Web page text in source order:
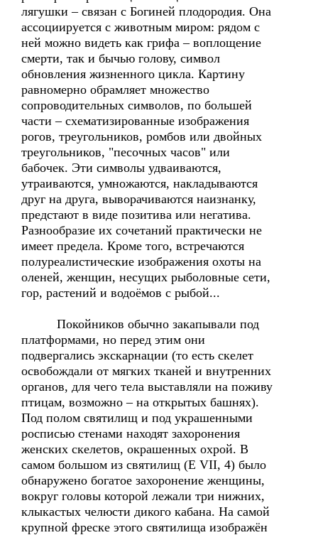
лягушки – связан с Богиней плодородия. Она
ассоциируется с животным миром: рядом с
ней можно видеть как грифа – воплощение
смерти, так и бычью голову, символ
обновления жизненного цикла. Картину
равномерно обрамляет множество
сопроводительных символов, по большей
части – схематизированные изображения
рогов, треугольников, ромбов или двойных
треугольников, "песочных часов" или
бабочек. Эти символы удваиваются,
утраиваются, умножаются, накладываются
друг на друга, выворачиваются наизнанку,
предстают в виде позитива или негатива.
Разнообразие их сочетаний практически не
имеет предела. Кроме того, встречаются
полуреалистические изображения охоты на
оленей, женщин, несущих рыболовные сети,
гор, растений и водоёмов с рыбой...
Покойников обычно закапывали под
платформами, но перед этим они
подвергались экскарнации (то есть скелет
освобождали от мягких тканей и внутренних
органов, для чего тела выставляли на поживу
птицам, возможно – на открытых башнях).
Под полом святилищ и под украшенными
росписью стенами находят захоронения
женских скелетов, окрашенных охрой. В
самом большом из святилищ (Е VII, 4) было
обнаружено богатое захоронение женщины,
вокруг головы которой лежали три нижних,
клыкастых челюсти дикого кабана. На самой
крупной фреске этого святилища изображён